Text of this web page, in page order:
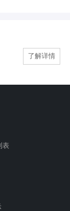
了解详情
表